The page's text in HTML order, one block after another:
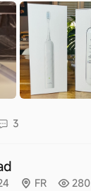
3
FR 280